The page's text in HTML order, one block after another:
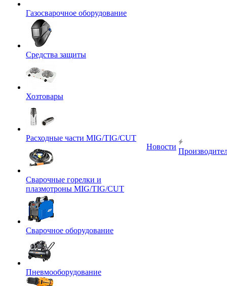
Газосварочное оборудование
Средства защиты
Хозтовары
Расходные части MIG/TIG/CUT
Сварочные горелки и
плазмотроны MIG/TIG/CUT
Сварочное оборудование
Пневмооборудование
Новости